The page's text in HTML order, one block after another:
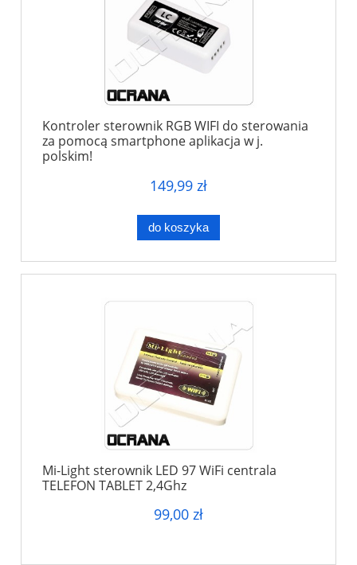
Kontroler sterownik RGB WIFI do sterowania
za pomocą smartphone aplikacja w j.
polskim!
149,99 zł
do koszyka
Mi-Light sterownik LED 97 WiFi centrala
TELEFON TABLET 2,4Ghz
99,00 zł